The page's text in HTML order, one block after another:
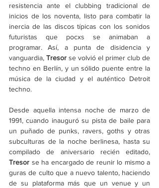
resistencia ante el clubbing tradicional de
inicios de los noventa, listo para combatir la
inercia de las discos típicas con los sonidos
futuristas que pocxs se animaban a
programar. Así, a punta de disidencia y
vanguardia, Tresor se volvió el primer club de
techno en Berlín, y un sólido puente entre la
música de la ciudad y el auténtico Detroit
techno.
Desde aquella intensa noche de marzo de
1991, cuando inauguró su pista de baile para
un puñado de punks, ravers, goths y otras
subculturas de la noche berlinesa, hasta su
Tresor se ha encargado de reunir lo mismo a
guras de culto que a nuevo talento, haciendo
de su plataforma más que un venue y un